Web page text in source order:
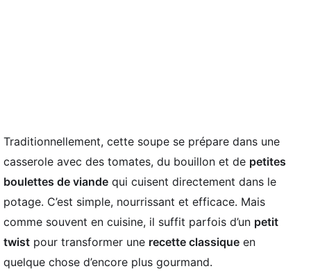
Traditionnellement, cette soupe se prépare dans une
casserole avec des tomates, du bouillon et de petites
boulettes de viande qui cuisent directement dans le
potage. C’est simple, nourrissant et efficace. Mais
comme souvent en cuisine, il suffit parfois d’un petit
twist pour transformer une recette classique en
quelque chose d’encore plus gourmand.